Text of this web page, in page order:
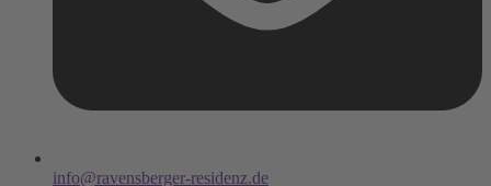
info@ravensberger-residenz.de